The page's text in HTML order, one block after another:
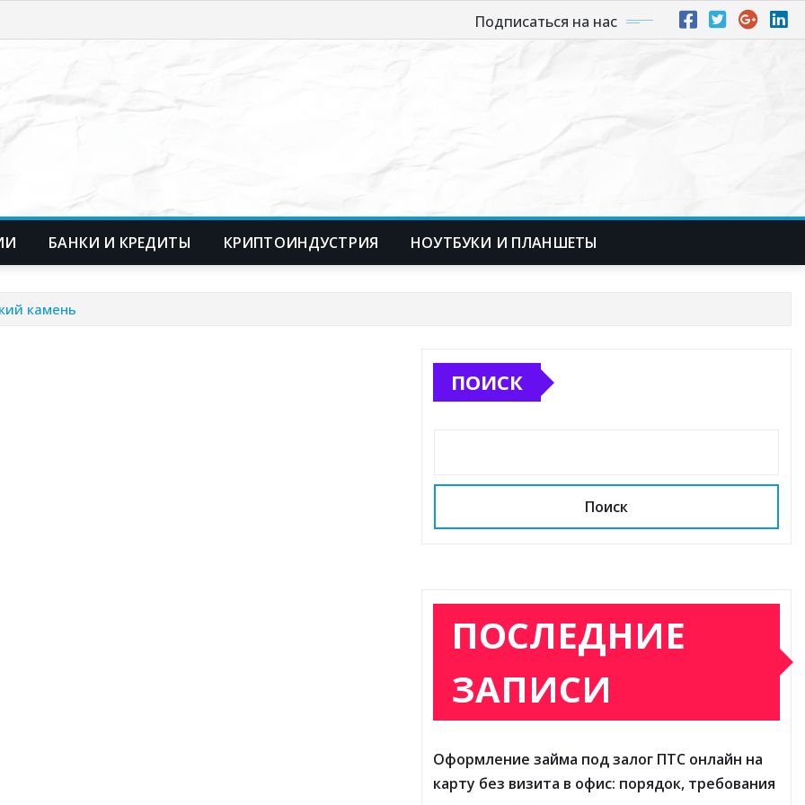
Подписаться на нас
БАНКИ И КРЕДИТЫ КРИПТОИНДУСТРИЯ НОУТБУКИ И ПЛАНШЕТЫ
камень
ПОИСК
Поиск
ПОСЛЕДНИЕ
ЗАПИСИ
Оформление займа под залог ПТС онлайн на
карту без визита в офис: порядок, требования